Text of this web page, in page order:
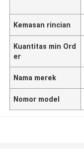
Kemasan rincian
Kuantitas min Ord
er
Nama merek
Nomor model